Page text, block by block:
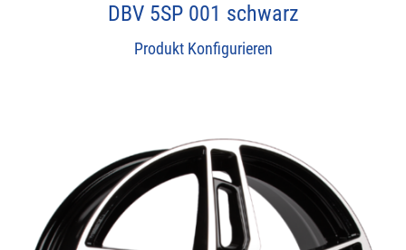
DBV 5SP 001 schwarz
Produkt Konfigurieren